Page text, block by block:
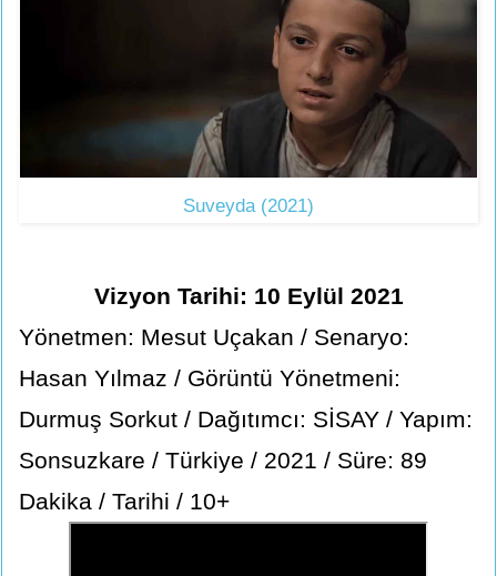
Suveyda (2021)
Vizyon Tarihi: 10 Eylül 2021
Yönetmen: Mesut Uçakan / Senaryo:
Hasan Yılmaz / Görüntü Yönetmeni:
Durmuş Sorkut / Dağıtımcı: SİSAY / Yapım:
Sonsuzkare / Türkiye / 2021 / Süre: 89
Dakika / Tarihi / 10+